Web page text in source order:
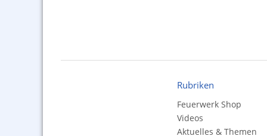
Rubriken
Feuerwerk Shop
Videos
Aktuelles & Themen